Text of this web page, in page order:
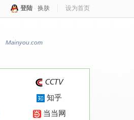
登陆 换肤 设为首页
Mainyou.com
CCTV
知乎
当当网